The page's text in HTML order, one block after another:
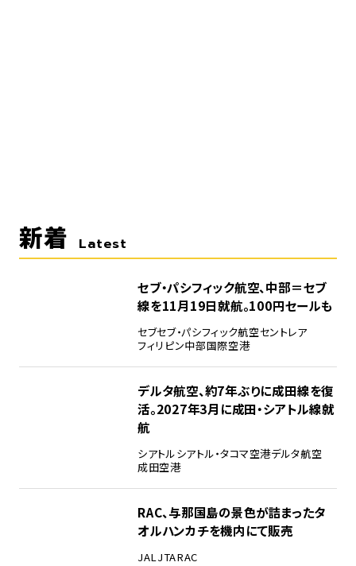
新着 Latest
セブ・パシフィック航空、中部＝セブ
線を11月19日就航。100円セールも
セブセブ・パシフィック航空セントレア
フィリピン中部国際空港
デルタ航空、約7年ぶりに成田線を復
活。2027年3月に成田・シアトル線就
航
シアトルシアトル・タコマ空港デルタ航空
成田空港
RAC、与那国島の景色が詰まったタ
オルハンカチを機内にて販売
JALJTARAC